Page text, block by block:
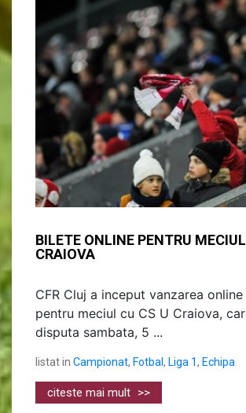
BILETE ONLINE PENTRU
CRAIOVA
CFR Cluj a inceput vanzarea
pentru meciul cu CS U Craiova,
disputa sambata, 5 ...
listat in Campionat, Fotbal , Liga 1, Echipa
citeste mai mult >>